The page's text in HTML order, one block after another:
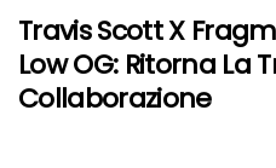
Travis Scott X
Low OG: Ritorna La
Collaborazione